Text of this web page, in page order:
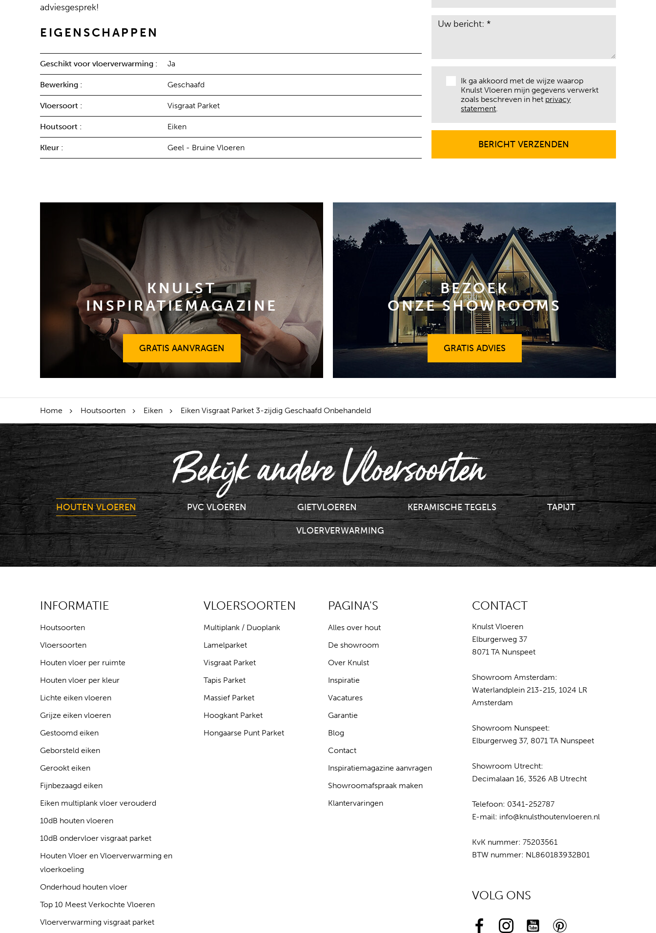
adviesgesprek!
EIGENSCHAPPEN
Geschikt voor vloerverwarming : Ja
Bewerking : Geschaafd
Vloersoort : Visgraat Parket
Houtsoort : Eiken
Kleur : Geel - Bruine Vloeren
Ik ga akkoord met de wijze waarop
Knulst Vloeren mijn gegevens verwerkt
zoals beschreven in het privacy
statement.
BERICHT VERZENDEN
BERICHT VERZENDEN
KNULST
INSPIRATIEMAGAZINE
GRATIS AANVRAGEN
GRATIS AANVRAGEN
BEZOEK
ONZE SHOWROOMS
GRATIS ADVIES
GRATIS ADVIES
Home Houtsoorten Eiken Eiken Visgraat Parket 3-zijdig Geschaafd Onbehandeld
Bekijk andere Vloersoorten
HOUTEN VLOEREN PVC VLOEREN GIETVLOEREN KERAMISCHE TEGELS TAPIJT
VLOERVERWARMING
INFORMATIE
Houtsoorten
Vloersoorten
Houten vloer per ruimte
Houten vloer per kleur
Lichte eiken vloeren
Grijze eiken vloeren
Gestoomd eiken
Geborsteld eiken
Gerookt eiken
Fijnbezaagd eiken
Eiken multiplank vloer verouderd
10dB houten vloeren
10dB ondervloer visgraat parket
Houten Vloer en Vloerverwarming en
vloerkoeling
Onderhoud houten vloer
Top 10 Meest Verkochte Vloeren
Vloerverwarming visgraat parket
VLOERSOORTEN
Multiplank / Duoplank
Lamelparket
Visgraat Parket
Tapis Parket
Massief Parket
Hoogkant Parket
Hongaarse Punt Parket
PAGINA'S
Alles over hout
De showroom
Over Knulst
Inspiratie
Vacatures
Garantie
Blog
Contact
Inspiratiemagazine aanvragen
Showroomafspraak maken
Klantervaringen
CONTACT
Knulst Vloeren
Elburgerweg 37
8071 TA Nunspeet
Showroom Amsterdam:
Waterlandplein 213-215, 1024 LR
Amsterdam
Showroom Nunspeet:
Elburgerweg 37, 8071 TA Nunspeet
Showroom Utrecht:
Decimalaan 16, 3526 AB Utrecht
Telefoon: 0341-252787
E-mail: info@knulsthoutenvloeren.nl
KvK nummer: 75203561
BTW nummer: NL860183932B01
VOLG ONS